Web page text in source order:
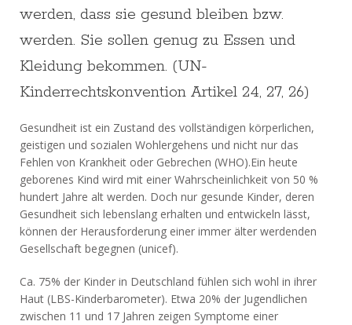
werden, dass sie gesund bleiben bzw.
werden. Sie sollen genug zu Essen und
Kleidung bekommen. (UN-
Kinderrechtskonvention Artikel 24, 27, 26)
Gesundheit ist ein Zustand des vollständigen körperlichen,
geistigen und sozialen Wohlergehens und nicht nur das
Fehlen von Krankheit oder Gebrechen (WHO).Ein heute
geborenes Kind wird mit einer Wahrscheinlichkeit von 50 %
hundert Jahre alt werden. Doch nur gesunde Kinder, deren
Gesundheit sich lebenslang erhalten und entwickeln lässt,
können der Herausforderung einer immer älter werdenden
Gesellschaft begegnen (unicef).
Ca. 75% der Kinder in Deutschland fühlen sich wohl in ihrer
Haut (LBS-Kinderbarometer). Etwa 20% der Jugendlichen
zwischen 11 und 17 Jahren zeigen Symptome einer